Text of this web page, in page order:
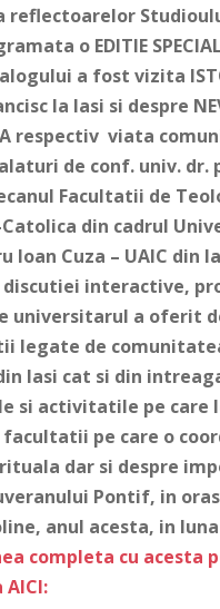
reflectoarelor
o EDITIE
a fost vizita
la Iasi si despre
respectiv viata
de conf. univ. dr.
Facultatii de
Catolica din cadrul
Ioan Cuza – UAIC din
discutiei interactive,
universitarul a oferit
legate de
Iasi cat si din
si activitatile pe care
pe care o
dar si despre
Pontif, in
anul acesta, in
completa cu acesta